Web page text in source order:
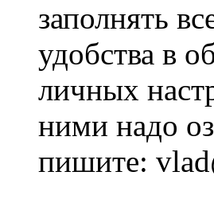
заполнять
удобства в
личных
ними надо
пишите: